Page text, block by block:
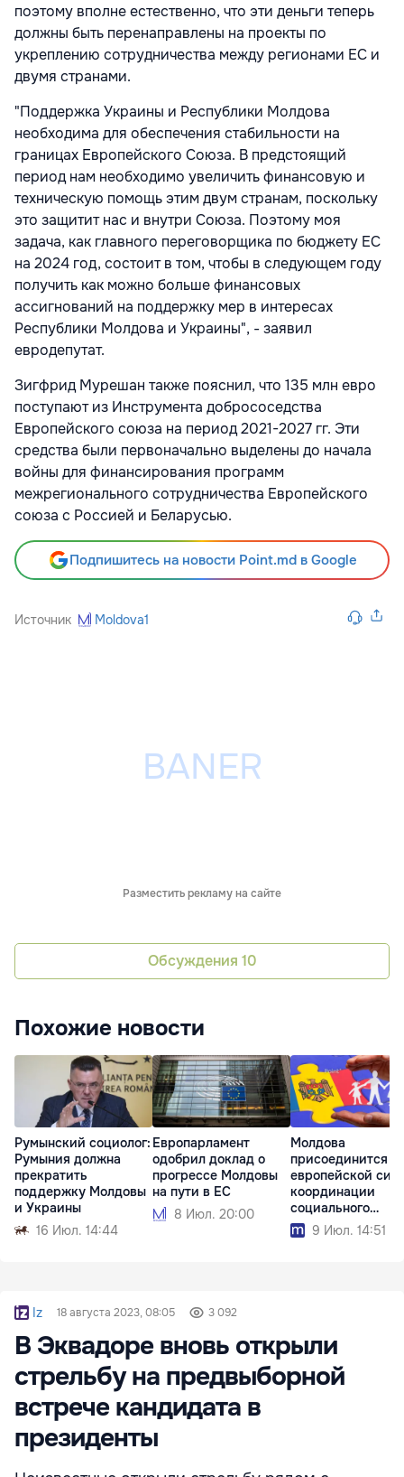
поэтому вполне естественно, что эти деньги теперь
должны быть перенаправлены на проекты по
укреплению сотрудничества между регионами ЕС и
двумя странами.
"Поддержка Украины и Республики Молдова
необходима для обеспечения стабильности на
границах Европейского Союза. В предстоящий
период нам необходимо увеличить финансовую и
техническую помощь этим двум странам, поскольку
это защитит нас и внутри Союза. Поэтому моя
задача, как главного переговорщика по бюджету ЕС
на 2024 год, состоит в том, чтобы в следующем году
получить как можно больше финансовых
ассигнований на поддержку мер в интересах
Республики Молдова и Украины", - заявил
евродепутат.
Зигфрид Мурешан также пояснил, что 135 млн евро
поступают из Инструмента добрососедства
Европейского союза на период 2021-2027 гг. Эти
средства были первоначально выделены до начала
войны для финансирования программ
межрегионального сотрудничества Европейского
союза с Россией и Беларусью.
Подпишитесь на новости Point.md в Google
Источник Moldova1
Разместить рекламу на сайте
Обсуждения 10
Похожие новости
Румынский социолог:
Румыния должна
прекратить
поддержку Молдовы
и Украины
16 Июл. 14:44
Европарламент
одобрил доклад о
прогрессе Молдовы
на пути в ЕС
8 Июл. 20:00
Молдова
присоединится к
европейской
координации
социального
обеспечения
9 Июл. 14:51
Iz 18 августа 2023, 08:05 3 092
В Эквадоре вновь открыли
стрельбу на предвыборной
встрече кандидата в
президенты